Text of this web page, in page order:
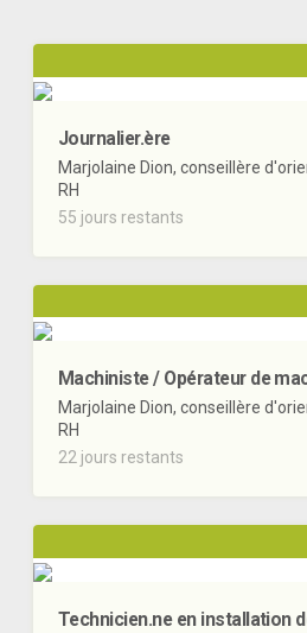
Journalier.ère
Marjolaine Dion, conseillère
RH
55 jours restants
Machiniste / Opérateur de
Marjolaine Dion, conseillère
RH
22 jours restants
Technicien.ne en installation